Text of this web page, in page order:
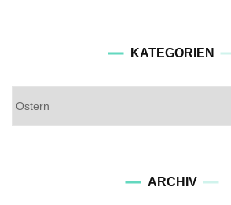
KATEGORIEN
ARCHIV